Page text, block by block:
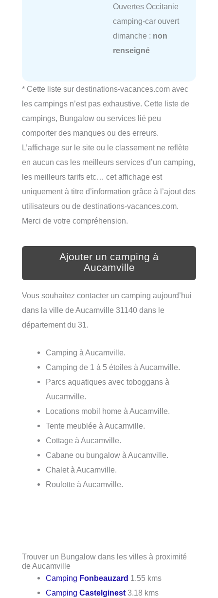
Ouvertes Occitanie
camping-car ouvert
dimanche : non
renseigné
* Cette liste sur destinations-vacances.com avec
les campings n’est pas exhaustive. Cette liste de
campings, Bungalow ou services lié peu
comporter des manques ou des erreurs.
L’affichage sur le site ou le classement ne reflète
en aucun cas les meilleurs services d’un camping,
les meilleurs tarifs etc… cet affichage est
uniquement à titre d’information grâce à l’ajout des
utilisateurs ou de destinations-vacances.com.
Merci de votre compréhension.
Ajouter un camping à
Aucamville
Vous souhaitez contacter un camping aujourd’hui
dans la ville de Aucamville 31140 dans le
département du 31.
Camping à Aucamville.
Camping de 1 à 5 étoiles à Aucamville.
Parcs aquatiques avec toboggans à
Aucamville.
Locations mobil home à Aucamville.
Tente meublée à Aucamville.
Cottage à Aucamville.
Cabane ou bungalow à Aucamville.
Chalet à Aucamville.
Roulotte à Aucamville.
Trouver un Bungalow dans les villes à proximité
de Aucamville
Camping Fonbeauzard 1.55 kms
CampingCastelginest 3.18 kms